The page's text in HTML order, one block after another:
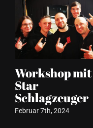
Workshop mit
Star
Schlagzeuger
Februar 7th, 2024